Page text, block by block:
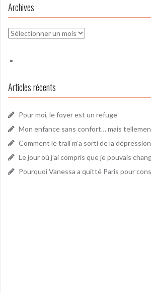
Archives
Archives
Articles récents
Pour moi, le foyer est un refuge
Mon enfance sans confort… mais
Comment le trail m’a sorti de la dépression
Le jour où j’ai compris que je pouvais
Pourquoi Vanessa a quitté Paris pour